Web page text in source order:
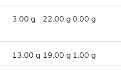
3.00 g 22.00 g 0.00 g
13.00 g 19.00 g 1.00 g